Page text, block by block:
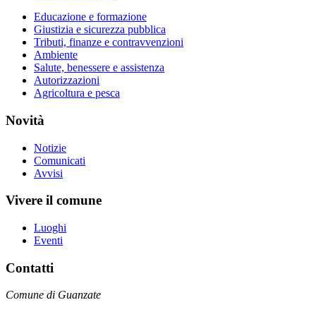
Educazione e formazione
Giustizia e sicurezza pubblica
Tributi, finanze e contravvenzioni
Ambiente
Salute, benessere e assistenza
Autorizzazioni
Agricoltura e pesca
Novità
Notizie
Comunicati
Avvisi
Vivere il comune
Luoghi
Eventi
Contatti
Comune di Guanzate